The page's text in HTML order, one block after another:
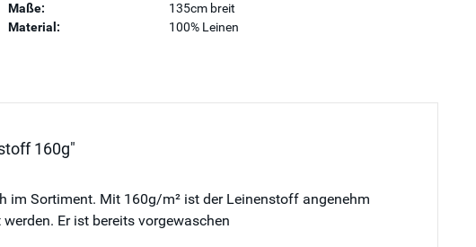
Maße:
135cm breit
Material:
100% Leinen
160g"
im Sortiment. Mit 160g/m² ist der Leinenstoff angenehm
Er ist bereits vorgewaschen